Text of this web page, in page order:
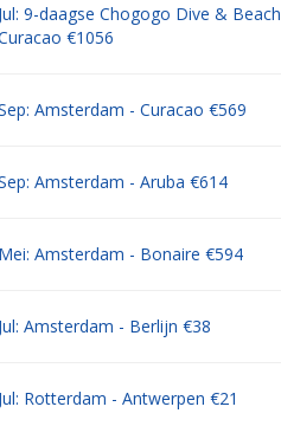
Jul: 9-daagse Chogogo Dive & Beach
€1056
Amsterdam - Curacao €569
Amsterdam - Aruba €614
Mei: Amsterdam - Bonaire €594
Jul: Amsterdam - Berlijn €38
Jul: Rotterdam - Antwerpen €21